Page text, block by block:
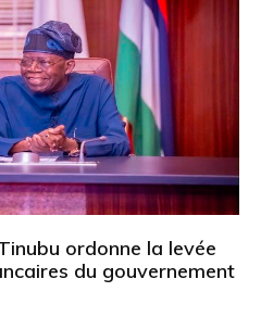
ordonne la levée
du gouvernement